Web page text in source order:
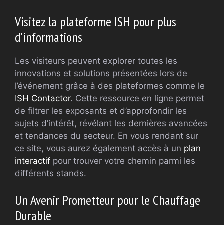
Visitez la plateforme ISH pour plus
d’informations
Les visiteurs peuvent explorer toutes les
innovations et solutions présentées lors de
l’événement grâce à des plateformes comme le
ISH Contactor. Cette ressource en ligne permet
de filtrer les exposants et d’approfondir les
sujets d’intérêt, révélant les dernières avancées
et tendances du secteur. En vous rendant sur
ce site, vous aurez également accès à un plan
interactif pour trouver votre chemin parmi les
différents stands.
Un Avenir Prometteur pour le Chauffage
Durable